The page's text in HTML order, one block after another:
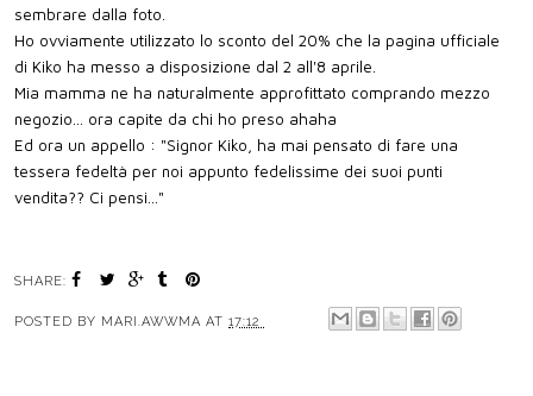
sembrare dalla foto.
Ho ovviamente utilizzato lo sconto del 20% che la pagina ufficiale
di Kiko ha messo a disposizione dal 2 all'8 aprile.
Mia mamma ne ha naturalmente approfittato comprando mezzo
negozio... ora capite da chi ho preso ahaha
Ed ora un appello : "Signor Kiko, ha mai pensato di fare una
tessera fedeltà per noi appunto fedelissime dei suoi punti
vendita?? Ci pensi..."
SHARE:
POSTED BY MARI.AWWMA AT 17:12